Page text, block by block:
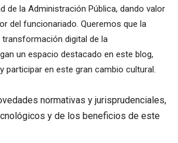
de la Administración Pública, dando valor
del funcionariado. Queremos que la
digital de la
un espacio destacado en este blog,
participar en este gran cambio cultural.
normativas y jurisprudenciales,
y de los beneficios de este